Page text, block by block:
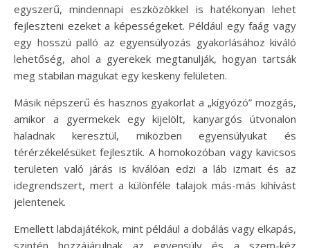
egyszerű, mindennapi eszközökkel is hatékonyan lehet
fejleszteni ezeket a képességeket. Például egy faág vagy
egy hosszú palló az egyensúlyozás gyakorlásához kiváló
lehetőség, ahol a gyerekek megtanulják, hogyan tartsák
meg stabilan magukat egy keskeny felületen.
Másik népszerű és hasznos gyakorlat a „kígyózó” mozgás,
amikor a gyermekek egy kijelölt, kanyargós útvonalon
haladnak keresztül, miközben egyensúlyukat és
térérzékelésüket fejlesztik. A homokozóban vagy kavicsos
területen való járás is kiválóan edzi a láb izmait és az
idegrendszert, mert a különféle talajok más-más kihívást
jelentenek.
Emellett labdajátékok, mint például a dobálás vagy elkapás,
szintén hozzájárulnak az egyensúly és a szem-kéz